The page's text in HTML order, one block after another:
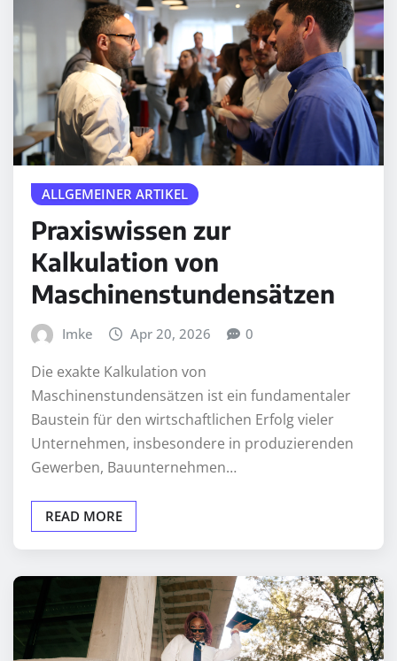
ALLGEMEINER ARTIKEL
Praxiswissen zur
Kalkulation von
Maschinenstundensätzen
Imke Apr 20, 2026 0
Die exakte Kalkulation von
Maschinenstundensätzen ist ein fundamentaler
Baustein für den wirtschaftlichen Erfolg vieler
Unternehmen, insbesondere in produzierenden
Gewerben, Bauunternehmen…
READ MORE